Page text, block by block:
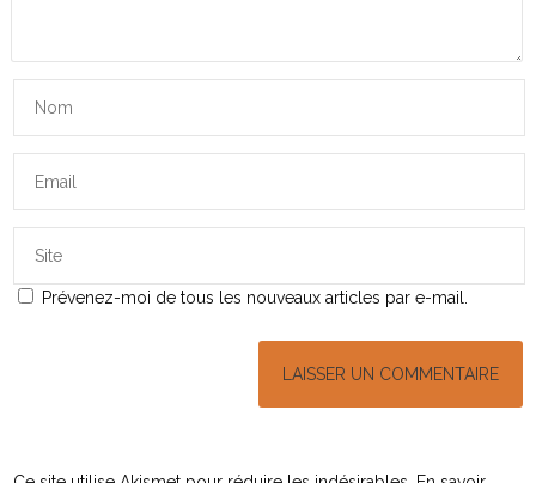
Prévenez-moi de tous les nouveaux articles par e-mail.